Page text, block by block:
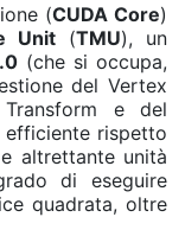
(CUDA Core)
Unit (TMU), un
(che si occupa,
del Vertex
e del
efficiente rispetto
e altrettante unità
di eseguire
quadrata, oltre